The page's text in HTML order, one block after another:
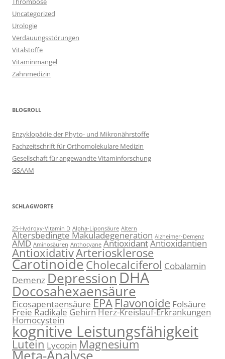
Uncategorized
Urologie
Verdauungsstörungen
Vitalstoffe
Vitaminmangel
Zahnmedizin
BLOGROLL
Enzyklopädie der Phyto- und Mikronährstoffe
Fachzeitschrift für Orthomolekulare Medizin
Gesellschaft für angewandte Vitaminforschung
GSAAM
SCHLAGWORTE
25-Hydroxy-Vitamin D Alpha-Liponsäure Altern
Altersbedingte Makuladegeneration Alzheimer-Demenz
AMD Aminosäuren Anthocyane AntioxidantAntioxidantien
AntioxidativArteriosklerose
CarotinoideCholecalciferol Cobalamin
Demenz DepressionDHA
Docosahexaensäure
Eicosapentaensäure EPAFlavonoide Folsäure
Freie RadikaleGehirnHerz-Kreislauf-Erkrankungen
Homocystein
kognitive Leistungsfähigkeit
Lutein Lycopin Magnesium